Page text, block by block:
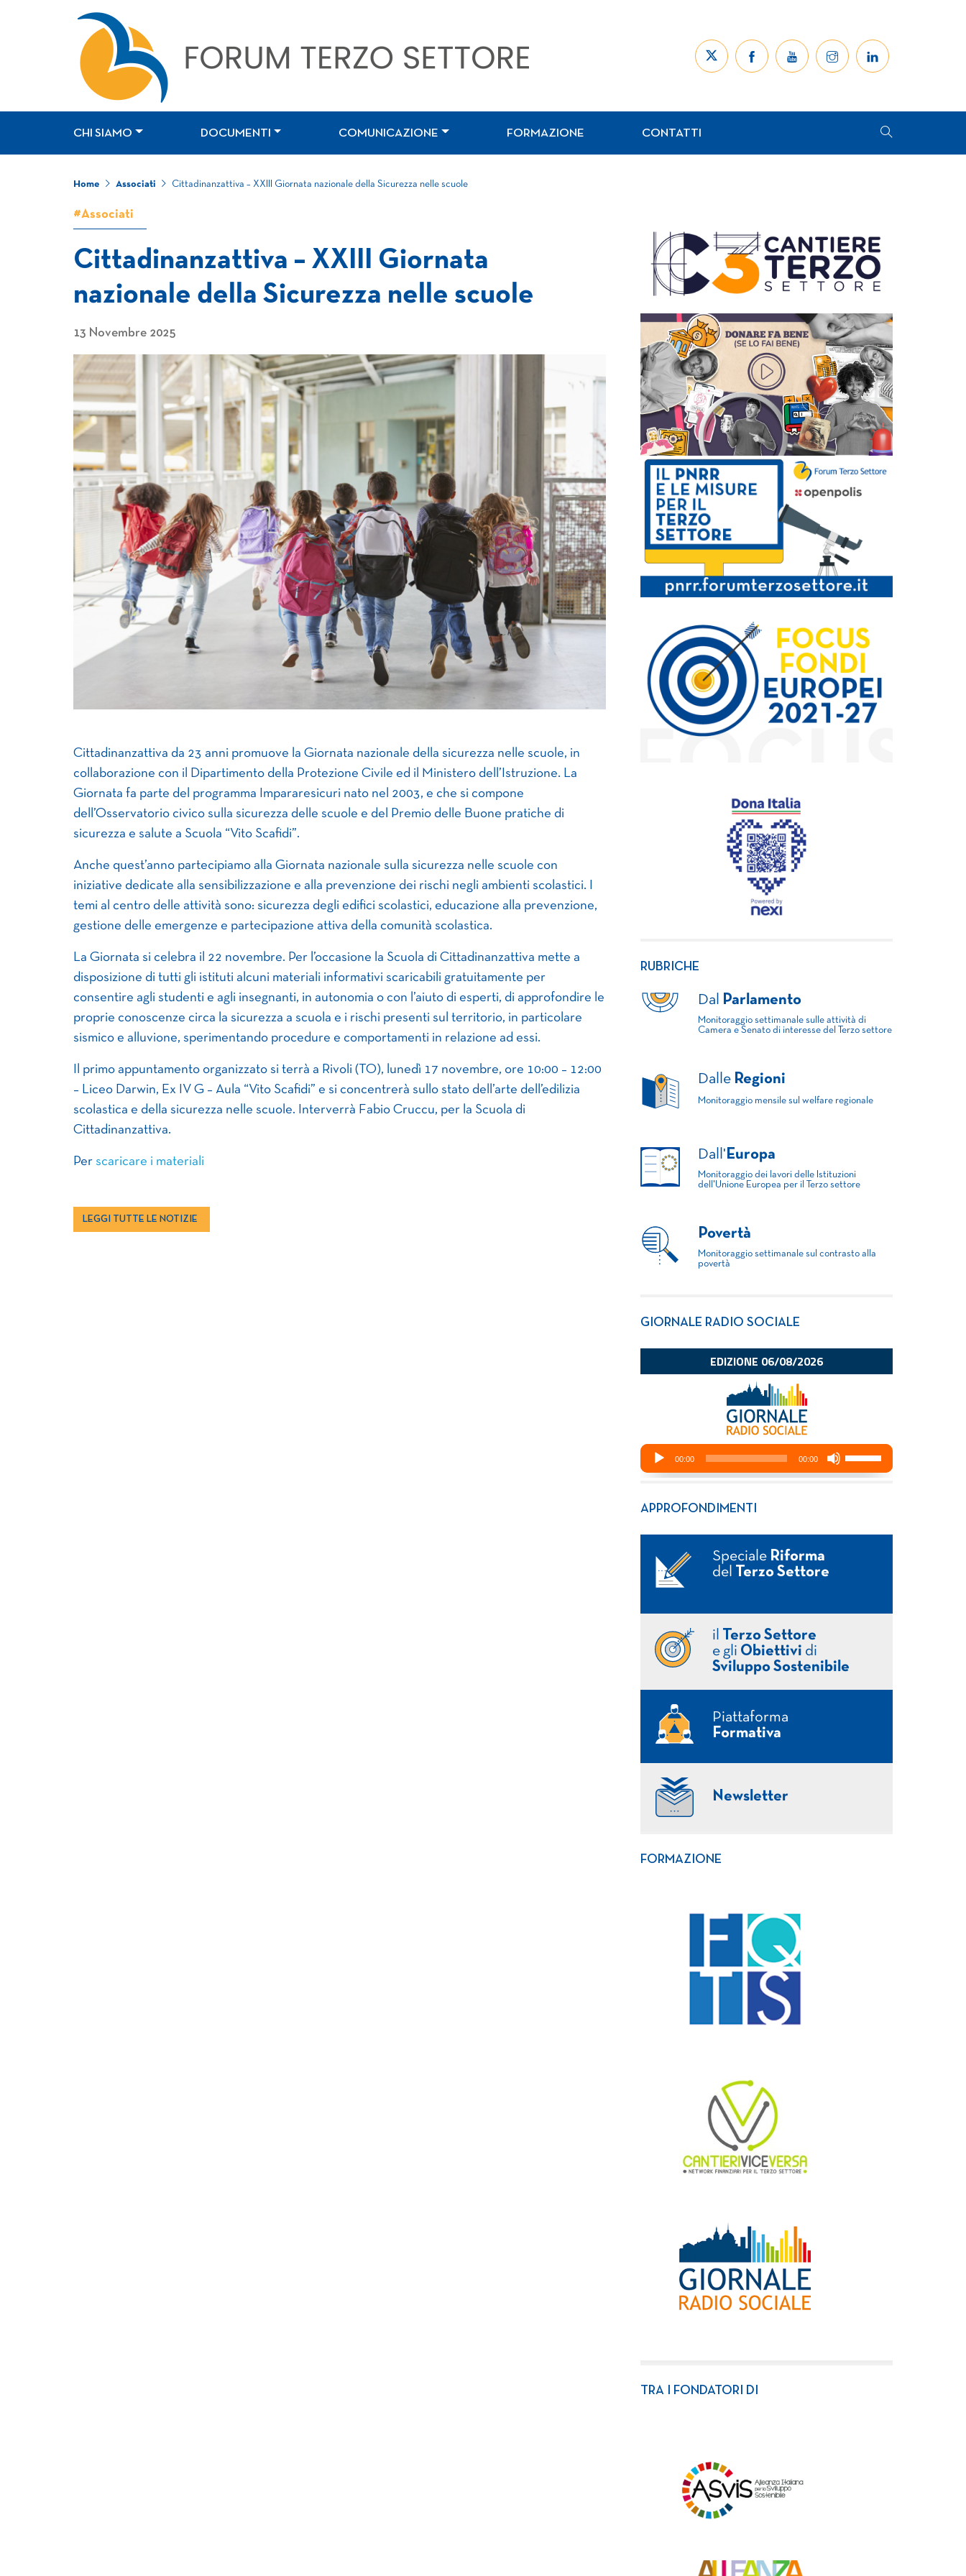
CHI SIAMO DOCUMENTI COMUNICAZIONE FORMAZIONE CONTATTI
Home Associati Cittadinanzattiva – XXIII Giornata nazionale della Sicurezza nelle scuole
#Associati
Cittadinanzattiva – XXIII Giornata
nazionale della Sicurezza nelle scuole
13 Novembre 2025
Cittadinanzattiva da 23 anni promuove la Giornata nazionale della sicurezza nelle scuole, in
collaborazione con il Dipartimento della Protezione Civile ed il Ministero dell’Istruzione. La
Giornata fa parte del programma Impararesicuri nato nel 2003, e che si compone
dell’Osservatorio civico sulla sicurezza delle scuole e del Premio delle Buone pratiche di
sicurezza e salute a Scuola “Vito Scafidi”.
Anche quest’anno partecipiamo alla Giornata nazionale sulla sicurezza nelle scuole con
iniziative dedicate alla sensibilizzazione e alla prevenzione dei rischi negli ambienti scolastici. I
temi al centro delle attività sono: sicurezza degli edifici scolastici, educazione alla prevenzione,
gestione delle emergenze e partecipazione attiva della comunità scolastica.
La Giornata si celebra il 22 novembre. Per l’occasione la Scuola di Cittadinanzattiva mette a
disposizione di tutti gli istituti alcuni materiali informativi scaricabili gratuitamente per
consentire agli studenti e agli insegnanti, in autonomia o con l’aiuto di esperti, di approfondire le
proprie conoscenze circa la sicurezza a scuola e i rischi presenti sul territorio, in particolare
sismico e alluvione, sperimentando procedure e comportamenti in relazione ad essi.
Il primo appuntamento organizzato si terrà a Rivoli (TO), lunedì 17 novembre, ore 10:00 – 12:00
– Liceo Darwin, Ex IV G – Aula “Vito Scafidi” e si concentrerà sullo stato dell’arte dell’edilizia
scolastica e della sicurezza nelle scuole. Interverrà Fabio Cruccu, per la Scuola di
Cittadinanzattiva.
Per scaricare i materiali
LEGGI TUTTE LE NOTIZIE
RUBRICHE
Dal Parlamento
Monitoraggio settimanale sulle attività di
Camera e Senato di interesse del Terzo settore
Dalle Regioni
Monitoraggio mensile sul welfare regionale
Dall' Europa
Monitoraggio dei lavori delle Istituzioni
dell'Unione Europea per il Terzo settore
Povertà
Monitoraggio settimanale sul contrasto alla
povertà
GIORNALE RADIO SOCIALE
APPROFONDIMENTI
Speciale Riforma
del
Terzo Settore
il
Terzo Settore
e gli Obiettivi di
Sviluppo Sostenibile
Piattaforma
Formativa
Newsletter
FORMAZIONE
TRA I FONDATORI DI